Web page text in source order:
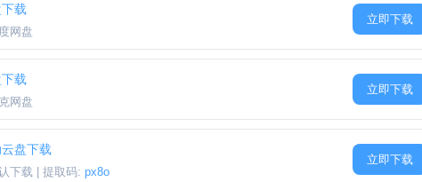
载
网盘
立即下载
载
网盘
立即下载
盘下载
下载 | 提取码: px8o
立即下载